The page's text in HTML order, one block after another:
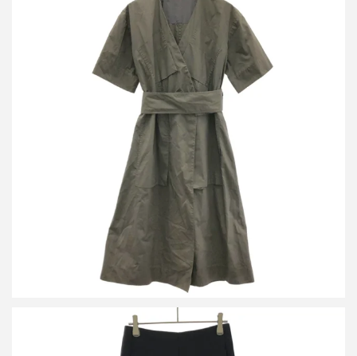
セリーヌ フィービーファイロ コットンベルテッドラップワンピー
ス 2 6AF9/326B
詳しく見る